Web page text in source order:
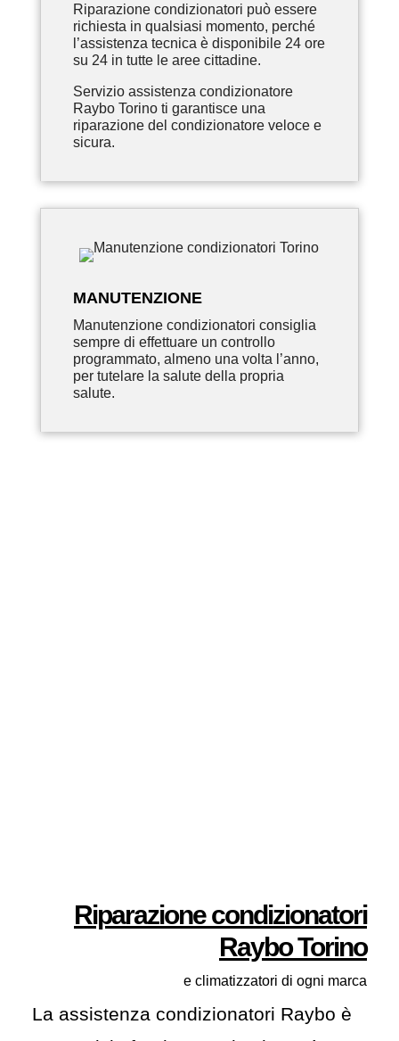
Riparazione condizionatori può essere
richiesta in qualsiasi momento, perché
l’assistenza tecnica è disponibile 24 ore
su 24 in tutte le aree cittadine.
Servizio assistenza condizionatore
Raybo Torino ti garantisce una
riparazione del condizionatore veloce e
sicura.
MANUTENZIONE
Manutenzione condizionatori consiglia
sempre di effettuare un controllo
programmato, almeno una volta l’anno,
per tutelare la salute della propria
salute.
Riparazione condizionatori
Raybo Torino
e climatizzatori di ogni marca
La assistenza condizionatori Raybo è